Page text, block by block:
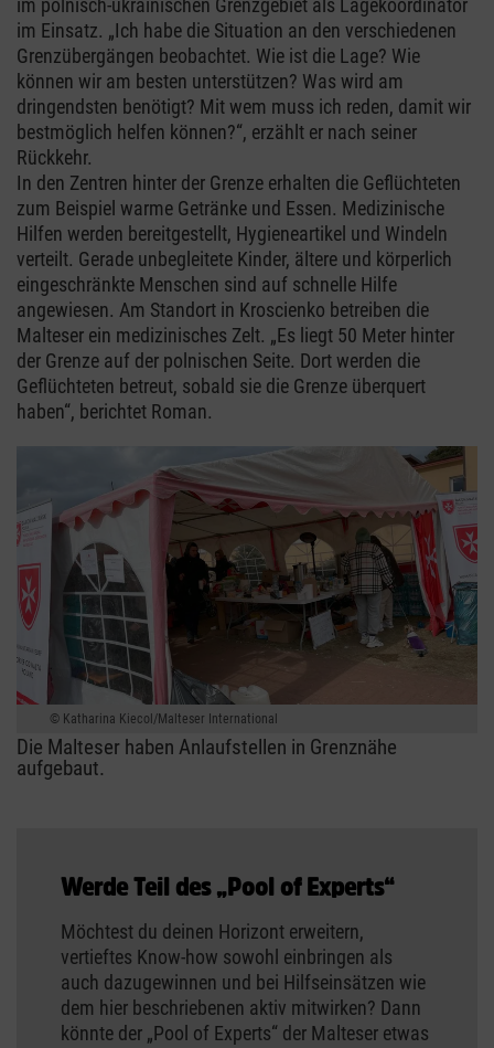
im Einsatz. „Ich habe die Situation an den verschiedenen
Grenzübergängen beobachtet. Wie ist die Lage? Wie
können wir am besten unterstützen? Was wird am
dringendsten benötigt? Mit wem muss ich reden, damit wir
bestmöglich helfen können?“, erzählt er nach seiner
Rückkehr.
In den Zentren hinter der Grenze erhalten die Geflüchteten
zum Beispiel warme Getränke und Essen. Medizinische
Hilfen werden bereitgestellt, Hygieneartikel und Windeln
verteilt. Gerade unbegleitete Kinder, ältere und körperlich
eingeschränkte Menschen sind auf schnelle Hilfe
angewiesen. Am Standort in Kroscienko betreiben die
Malteser ein medizinisches Zelt. „Es liegt 50 Meter hinter
der Grenze auf der polnischen Seite. Dort werden die
Geflüchteten betreut, sobald sie die Grenze überquert
haben“, berichtet Roman.
Katharina Kiecol/Malteser International
Die Malteser haben Anlaufstellen in Grenznähe
aufgebaut.
Werde Teil des „Pool of Experts“
Möchtest du deinen Horizont erweitern,
vertieftes Know-how sowohl einbringen als
auch dazugewinnen und bei Hilfseinsätzen wie
dem hier beschriebenen aktiv mitwirken? Dann
könnte der „Pool of Experts“ der Malteser etwas